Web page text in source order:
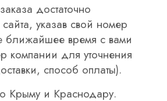
достаточно
сайта, указав свой номер
ближайшее время с вами
компании для уточнения
способ оплаты).
Крыму и Краснодару.